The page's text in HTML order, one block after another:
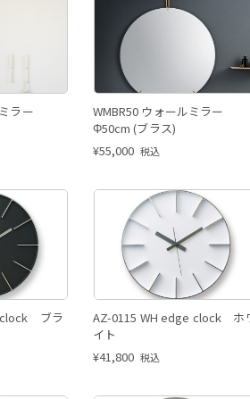
ラー
WMBR50 ウォールミラー
Φ50cm (ブラス)
¥55,000 税込
clock ブラ
AZ-0115 WH edge clock ホ
イト
¥41,800 税込